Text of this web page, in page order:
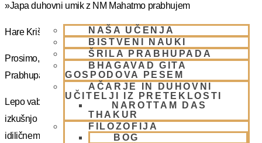
NAŠA UČENJA
BISTVENI NAUKI
ŠRILA PRABHUPADA
BHAGAVAD GITA
GOSPODOVA PESEM
AČARJE IN DUHOVNI
UČITELJI IZ PRETEKLOSTI
NAROTTAM DAS
THAKUR
FILOZOFIJA
BOG
»Japa duhovni umik z NM Mahatmo prabhujem
Hare Krišna, dragi bhakte!
Prosimo, sprejmite naše ponižno spoštovanje! Vsa slava Šrila
Prabhupadu!
Lepo vabljeni na 5-dnevno nepozabno transcendentalno
izkušnjo na DUHOVNI UMIK, ki bo potekal sredi gozdov na
idiličnem Pohorju.